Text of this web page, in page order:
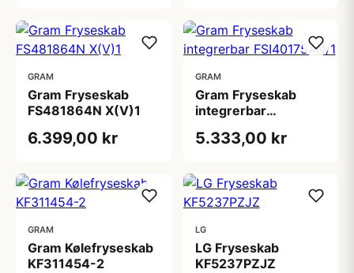
GRAM
Gram Fryseskab
FS481864N X(V)1
6.399,00 kr
GRAM
Gram Fryseskab
integrerbar
5.333,00 kr
GRAM
Gram Kølefryseskab
KF311454-2
LG
LG Fryseskab
KF5237PZJZ